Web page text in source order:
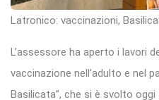
Latronico: vaccinazioni,
L’assessore ha aperto i lavori
vaccinazione nell’adulto e nel
Basilicata”, che si è svolto